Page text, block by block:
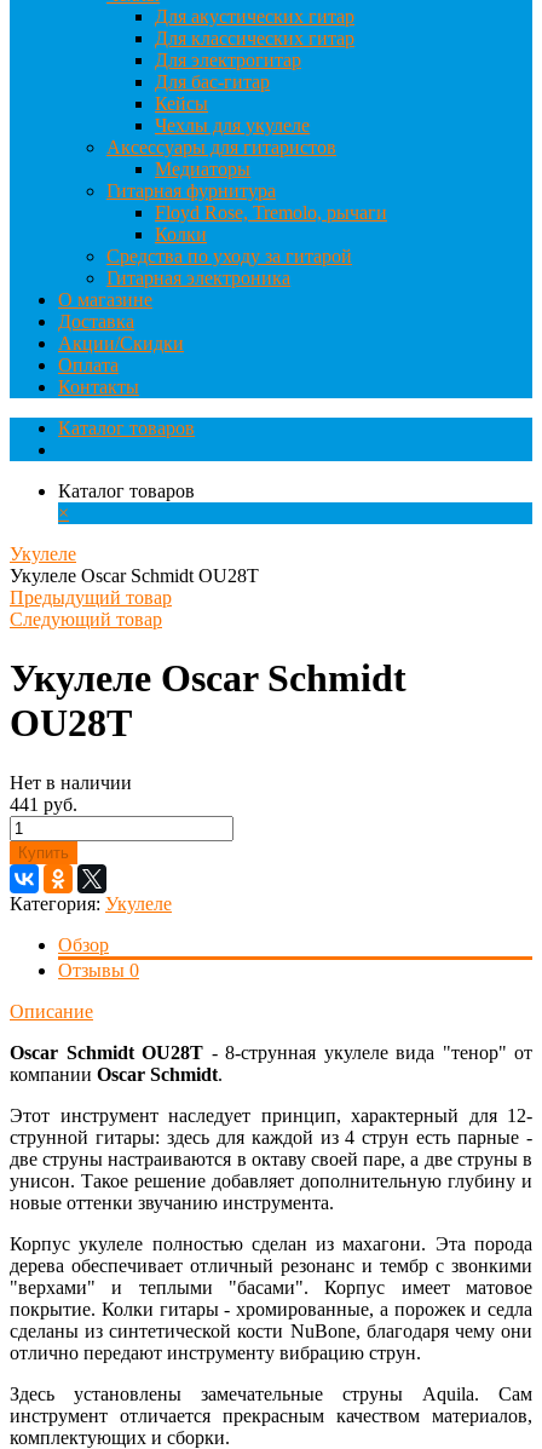
Для акустических гитар
Для классических гитар
Для электрогитар
Для бас-гитар
Кейсы
Чехлы для укулеле
Аксессуары для гитаристов
Медиаторы
Гитарная фурнитура
Floyd Rose, Tremolo, рычаги
Колки
Средства по уходу за гитарой
Гитарная электроника
О магазине
Доставка
Акции/Скидки
Оплата
Контакты
Каталог товаров
Каталог товаров
×
Укулеле
Укулеле Oscar Schmidt OU28T
Предыдущий товар
Следующий товар
Укулеле Oscar Schmidt
OU28T
Нет в наличии
441 руб.
Купить
Категория: Укулеле
Обзор
Отзывы 0
Описание
Oscar Schmidt OU28T - 8-струнная укулеле вида "тенор" от
компании Oscar Schmidt.
Этот инструмент наследует принцип, характерный для 12-
струнной гитары: здесь для каждой из 4 струн есть парные -
две струны настраиваются в октаву своей паре, а две струны в
унисон. Такое решение добавляет дополнительную глубину и
новые оттенки звучанию инструмента.
Корпус укулеле полностью сделан из махагони. Эта порода
дерева обеспечивает отличный резонанс и тембр с звонкими
"верхами" и теплыми "басами". Корпус имеет матовое
покрытие. Колки гитары - хромированные, а порожек и седла
сделаны из синтетической кости NuBone, благодаря чему они
отлично передают инструменту вибрацию струн.
Здесь установлены замечательные струны Aquila. Сам
инструмент отличается прекрасным качеством материалов,
комплектующих и сборки.